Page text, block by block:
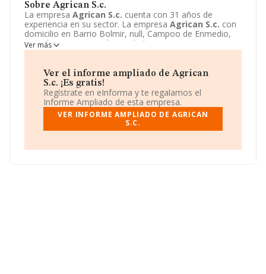
Sobre Agrican S.c.
La empresa Agrican S.c. cuenta con 31 años de
experiencia en su sector. La empresa Agrican S.c. con
domicilio en Barrio Bolmir, null, Campoo de Enmedio,
Cantabria. Su principal actividad CNAE es 4623 -
Comercio al por mayor de animales vivos. La empresa
Ver más
Ver el informe ampliado de Agrican
S.c. ¡Es gratis!
Regístrate en eInforma y te regalamos el
Informe Ampliado de esta empresa.
VER INFORME AMPLIADO DE AGRICAN
S.C.